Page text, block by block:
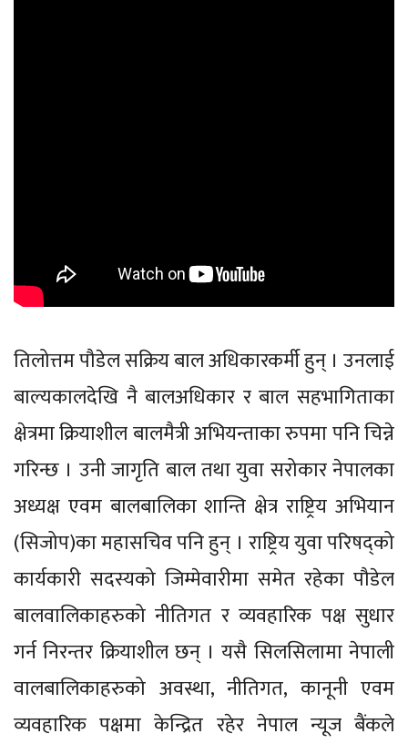
तिलोत्तम पौडेल सक्रिय बाल अधिकारकर्मी हुन् । उनलाई
बाल्यकालदेखि नै बालअधिकार र बाल सहभागिताका
क्षेत्रमा क्रियाशील बालमैत्री अभियन्ताका रुपमा पनि चिन्ने
गरिन्छ । उनी जागृति बाल तथा युवा सरोकार नेपालका
अध्यक्ष एवम बालबालिका शान्ति क्षेत्र राष्ट्रिय अभियान
(सिजोप)का महासचिव पनि हुन् । राष्ट्रिय युवा परिषद्को
कार्यकारी सदस्यको जिम्मेवारीमा समेत रहेका पौडेल
बालवालिकाहरुको नीतिगत र व्यवहारिक पक्ष सुधार
गर्न निरन्तर क्रियाशील छन् । यसै सिलसिलामा नेपाली
वालबालिकाहरुको अवस्था, नीतिगत, कानूनी एवम
व्यवहारिक पक्षमा केन्द्रित रहेर नेपाल न्यूज बैंकले